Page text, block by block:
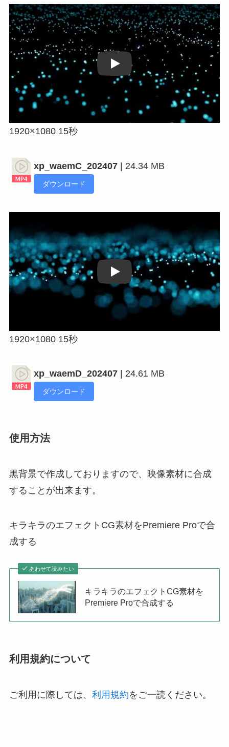
Play
1920×1080 15秒
xp_waemC_202407| 24.34 MB
ダウンロード
Play
1920×1080 15秒
xp_waemD_202407| 24.61 MB
ダウンロード
使用方法
黒背景で作成しておりますので、映像素材に合成
することが出来ます。
キラキラのエフェクトCG素材をPremiere Proで合
成する
あわせて読みたい
キラキラのエフェクトCG素材を
Premiere Proで合成する
利用規約について
ご利用に際しては、 利用規約をご一読ください。